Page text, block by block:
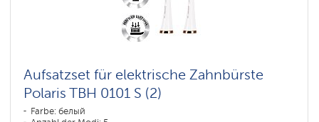
Aufsatzset für elektrische Zahnbürste
Polaris TBH 0101 S (2)
Farbe: белый